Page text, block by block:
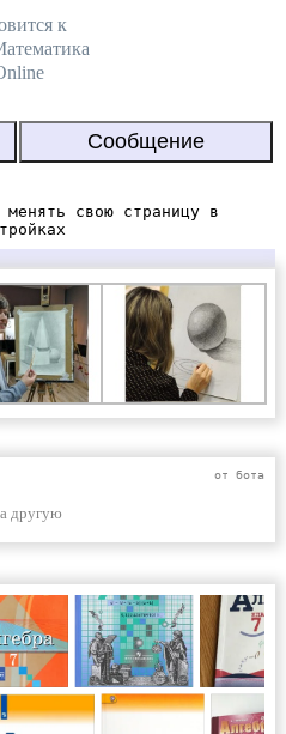
к
менять свою страницу в
от бота
другую